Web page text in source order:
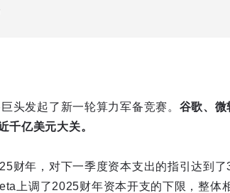
头发起了新一轮算力军备竞赛。 谷歌、微
千亿美元大关。
财年，对下一季度资本支出的指引达到
上调了2025财年资本开支的下限，整体